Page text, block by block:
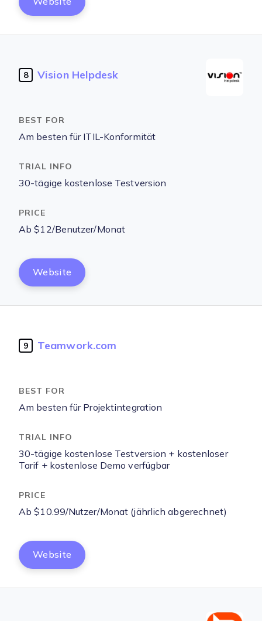
8 Vision Helpdesk
Am besten für ITIL-Konformität
30-tägige kostenlose Testversion
Ab $12/Benutzer/Monat
Website
9 Teamwork.com
Am besten für Projektintegration
30-tägige kostenlose Testversion + kostenloser
Tarif + kostenlose Demo verfügbar
Ab $10.99/Nutzer/Monat (jährlich abgerechnet)
Website